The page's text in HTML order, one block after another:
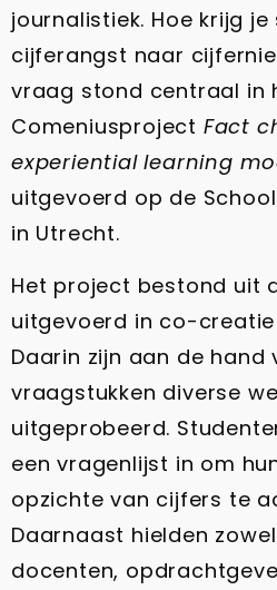
journalistiek. Hoe krijg
cijferangst naar
vraag stond centraal in
Comeniusproject Fact
experiential learning
uitgevoerd op de
in Utrecht.
Het project bestond uit
uitgevoerd in co-
Daarin zijn aan de hand
vraagstukken diverse
uitgeprobeerd.
een vragenlijst in om
opzichte van cijfers te
Daarnaast hielden
docenten,